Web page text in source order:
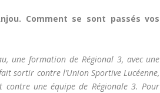
Comment se sont passés vos
une formation de Régional 3, avec une
sortir contre l’Union Sportive Lucéenne,
contre une équipe de Régionale 3. Pour